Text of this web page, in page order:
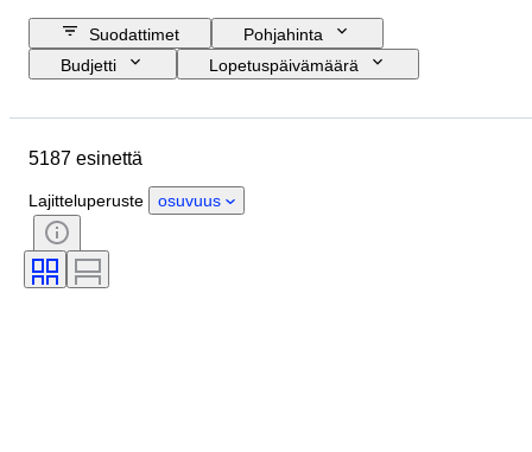
Suodattimet
Pohjahinta
Budjetti
Lopetuspäivämäärä
Materiaali
Tyylisuuntaus
Väri
Viinialue
Viinin alkuperäluokitus/klassificaatio
Wine Fill Level
5187 esinettä
Lajitteluperuste osuvuus